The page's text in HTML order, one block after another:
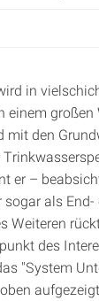
in
mit den
er –
als
Weiteren
des
"System